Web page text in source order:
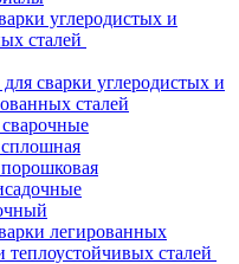
углеродистых и
сталей
сварки углеродистых и
сталей
легированных
сталей